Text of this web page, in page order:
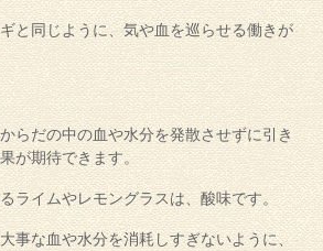
と同じように、気や血を巡らせる働きが
らだの中の血や水分を発散させずに引き
が期待できます。
ライムやレモングラスは、酸味です。
事な血や水分を消耗しすぎないように、